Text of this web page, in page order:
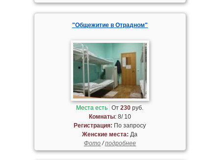
"Общежитие в Отрадном"
Места есть От230 руб.
Комнаты: 8/ 10
Регистрация: По запросу
Женские места: Да
Фото/подробнее